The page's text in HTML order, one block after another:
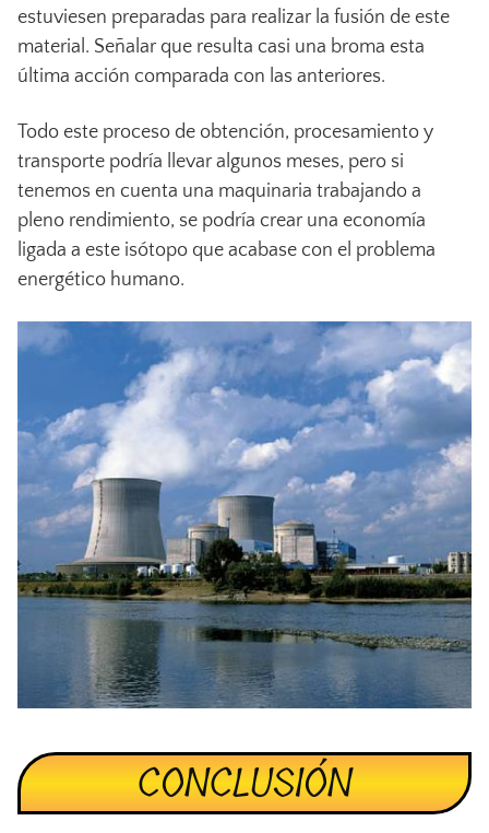
estuviesen preparadas para realizar la fusión de este
material. Señalar que resulta casi una broma esta
última acción comparada con las anteriores.
Todo este proceso de obtención, procesamiento y
transporte podría llevar algunos meses, pero si
tenemos en cuenta una maquinaria trabajando a
pleno rendimiento, se podría crear una economía
ligada a este isótopo que acabase con el problema
energético humano.
CONCLUSIÓN